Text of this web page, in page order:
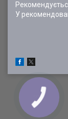
У
КНОПКА
ЗВ'ЯЗКУ